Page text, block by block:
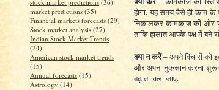
stock market predictions (36)
market predictions (35)
Financial markets forecasts (29)
Stock market analysis (27)
Indian Stock Market Trends
(24)
American stock market trends
(15)
Annual forecasts (15)
Astrology (14)
होगा. यह समय वैसे ही काम के
निकालकर कामकाज की ओर
ताकि हालात आपके पक्ष में बने
क्या न करें –अपने विचारों
और अपना नुकसान करना शुरू
बढ़ाता चला जाए.